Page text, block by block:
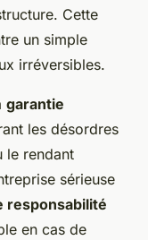
Cette
un simple
irréversibles.
garantie
les désordres
le rendant
sérieuse
responsabilité
en cas de